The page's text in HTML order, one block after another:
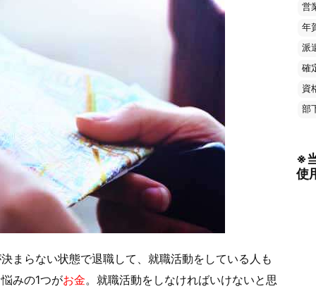
まらない状態で退職して、就職活動をしている人も
みの1つがお金。就職活動をしなければいけないと思
営
年
派
確
資
部
※
使